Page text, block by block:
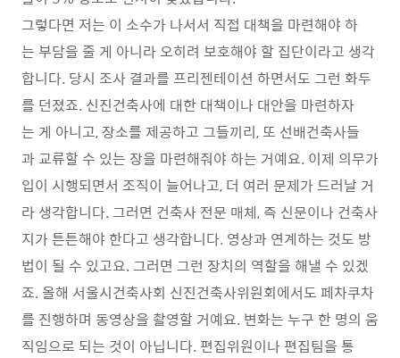
그렇다면 저는 이 소수가 나서서 직접 대책을 마련해야 하
는 부담을 줄 게 아니라 오히려 보호해야 할 집단이라고 생각
합니다. 당시 조사 결과를 프리젠테이션 하면서도 그런 화두
를 던졌죠. 신진건축사에 대한 대책이나 대안을 마련하자
는 게 아니고, 장소를 제공하고 그들끼리, 또 선배건축사들
과 교류할 수 있는 장을 마련해줘야 하는 거예요. 이제 의무가
입이 시행되면서 조직이 늘어나고, 더 여러 문제가 드러날 거
라 생각합니다. 그러면 건축사 전문 매체, 즉 신문이나 건축사
지가 튼튼해야 한다고 생각합니다. 영상과 연계하는 것도 방
법이 될 수 있고요. 그러면 그런 장치의 역할을 해낼 수 있겠
죠. 올해 서울시건축사회 신진건축사위원회에서도 페차쿠차
를 진행하며 동영상을 촬영할 거예요. 변화는 누구 한 명의 움
직임으로 되는 것이 아닙니다. 편집위원이나 편집팀을 통